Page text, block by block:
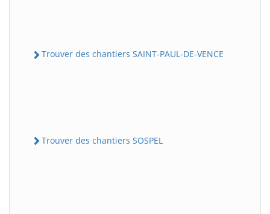
Trouver des chantiers SAINT-PAUL-DE-VENCE
Trouver des chantiers SOSPEL